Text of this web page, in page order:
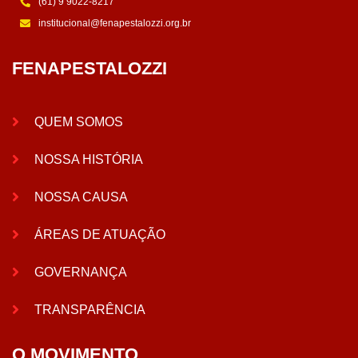
institucional@fenapestalozzi.org.br
FENAPESTALOZZI
QUEM SOMOS
NOSSA HISTÓRIA
NOSSA CAUSA
ÁREAS DE ATUAÇÃO
GOVERNANÇA
TRANSPARÊNCIA